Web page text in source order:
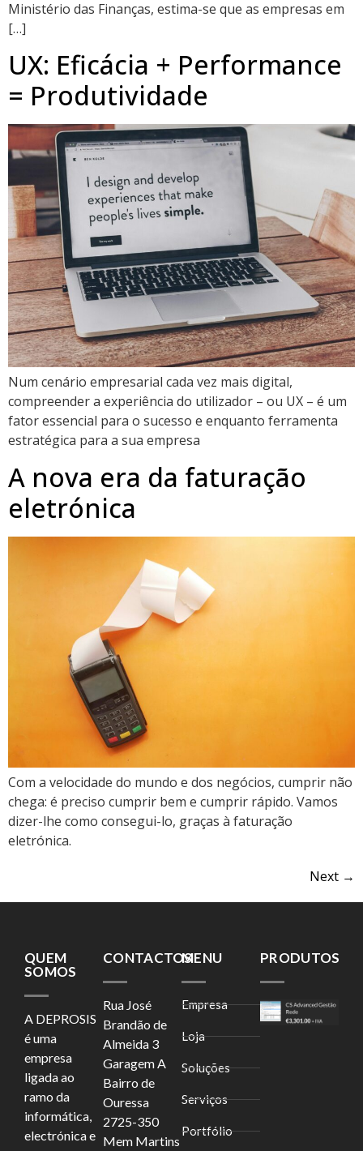
Ministério das Finanças, estima-se que as empresas em
[…]
UX: Eficácia + Performance
= Produtividade
Num cenário empresarial cada vez mais digital,
compreender a experiência do utilizador – ou UX – é um
fator essencial para o sucesso e enquanto ferramenta
estratégica para a sua empresa
A nova era da faturação
eletrónica
Com a velocidade do mundo e dos negócios, cumprir não
chega: é preciso cumprir bem e cumprir rápido. Vamos
dizer-lhe como consegui-lo, graças à faturação
eletrónica.
Next →
QUEM
SOMOS
A DEPROSIS
é uma
empresa
ligada ao
ramo da
informática,
electrónica e
CONTACTOS
Rua José
Brandão de
Almeida 3
Garagem A
Bairro de
Ouressa
2725-350
Mem Martins
MENU
Empresa
Loja
Soluções
Serviços
Portfólio
PRODUTOS